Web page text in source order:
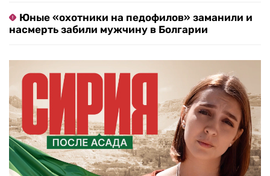
Юные «охотники на педофилов» заманили и
насмерть забили мужчину в Болгарии